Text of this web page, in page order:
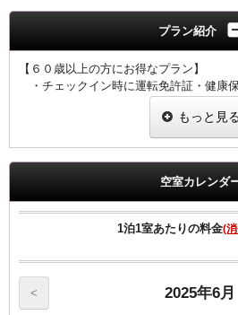
プラン紹介
【６０歳以上の方にお得なプラン】
・チェックイン時に運転免許証・健康
年齢がわかる証明証をご提示くださ
・プラン適用には１室につき１名様、
・ウェルカムドリンクとしてＲ＆Ｂオ
・全室インターネット回線接続可能（
♪朝食付♪
スタッフが毎朝焼き上げる焼きたてパン
もっと見
空室カレンダ
1泊1室あたりの料金(
< 2025年6月